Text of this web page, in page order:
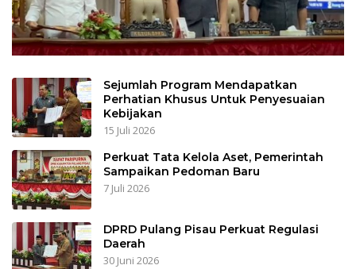
Sejumlah Program Mendapatkan
Perhatian Khusus Untuk Penyesuaian
Kebijakan
15 Juli 2026
Perkuat Tata Kelola Aset, Pemerintah
Sampaikan Pedoman Baru
7 Juli 2026
DPRD Pulang Pisau Perkuat Regulasi
Daerah
30 Juni 2026